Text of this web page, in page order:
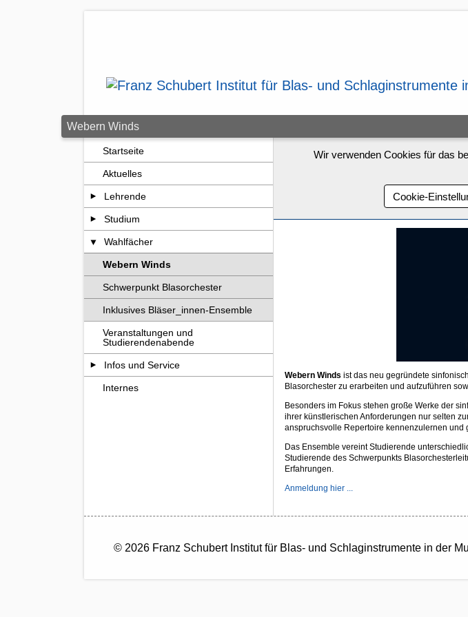
Webern Winds
Startseite
Aktuelles
Lehrende
Studium
Wahlfächer
Webern Winds
Schwerpunkt Blasorchester
Inklusives Bläser_innen-Ensemble
Veranstaltungen und
Studierendenabende
Infos und Service
Internes
Wir verwenden Cookies für das
Cookie-
Webern Winds ist das neu gegründete
Blasorchester zu erarbeiten und aufzuführen
Besonders im Fokus stehen große Werke der
ihrer künstlerischen Anforderungen nur selten
anspruchsvolle Repertoire kennenzulernen
Das Ensemble vereint Studierende
Studierende des Schwerpunkts
Erfahrungen.
Anmeldung hier ...
© 2026 Franz Schubert Institut für Blas- und Schlaginstrumente in der